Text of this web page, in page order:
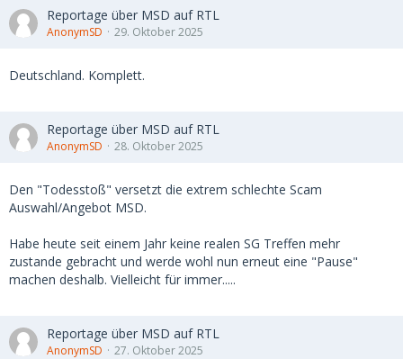
Reportage über MSD auf RTL
AnonymSD 29. Oktober 2025
Deutschland. Komplett.
Reportage über MSD auf RTL
AnonymSD 28. Oktober 2025
Den "Todesstoß" versetzt die extrem schlechte Scam
Auswahl/Angebot MSD.
Habe heute seit einem Jahr keine realen SG Treffen mehr
zustande gebracht und werde wohl nun erneut eine "Pause"
machen deshalb. Vielleicht für immer.....
Reportage über MSD auf RTL
AnonymSD 27. Oktober 2025